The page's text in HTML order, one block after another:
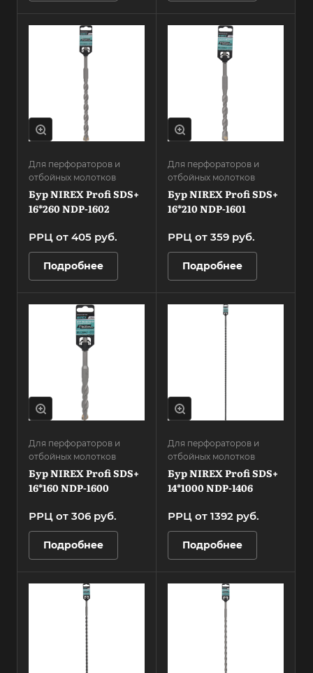
Для перфораторов и
отбойных молотков
Бур NIREX Profi SDS+
16*260 NDP-1602
РРЦ от 405 руб.
Подробнее
Для перфораторов и
отбойных молотков
Бур NIREX Profi SDS+
16*210 NDP-1601
РРЦ от 359 руб.
Подробнее
Для перфораторов и
отбойных молотков
Бур NIREX Profi SDS+
16*160 NDP-1600
РРЦ от 306 руб.
Подробнее
Для перфораторов и
отбойных молотков
Бур NIREX Profi SDS+
14*1000 NDP-1406
РРЦ от 1392 руб.
Подробнее